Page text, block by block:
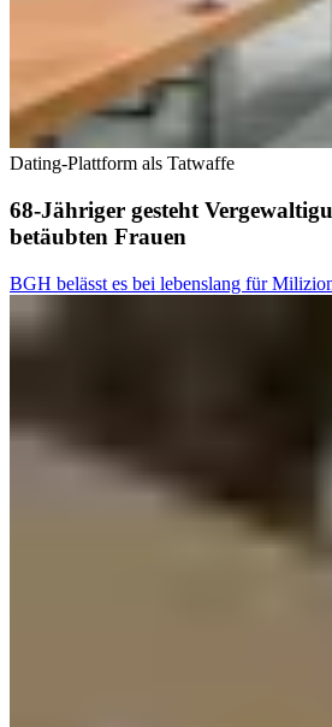
Dating-Plattform als Tatwaffe
68-Jähriger gesteht
betäubten Frauen
BGH belässt es bei lebenslang für